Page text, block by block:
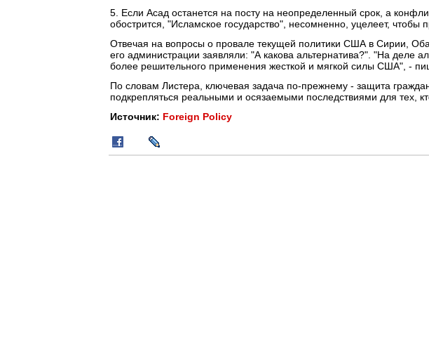
5. Если Асад останется на посту на неопределенный срок, а
обострится, "Исламское государство", несомненно, уцелеет, чтобы
Отвечая на вопросы о провале текущей политики США в Сирии,
его администрации заявляли: "А какова альтернатива?". "На деле
более решительного применения жесткой и мягкой силы США", -
По словам Листера, ключевая задача по-прежнему - защита
подкрепляться реальными и осязаемыми последствиями для тех,
Источник: Foreign Policy